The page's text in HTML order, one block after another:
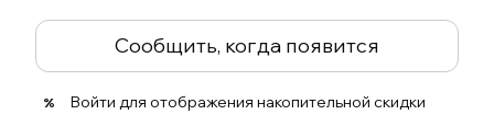
Сообщить, когда появится
% Войти для отображения накопительной скидки